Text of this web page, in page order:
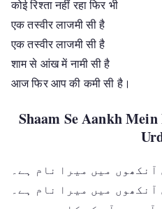
कोई रिश्ता नहीं रहा फिर भी
एक तस्वीर लाजमी सी है
एक तस्वीर लाजमी सी है
शाम से आंख में नामी सी है
आज फिर आप की कमी सी है।
Shaam Se Aankh
میں میرا نام ہے۔
میں میرا نام ہے۔